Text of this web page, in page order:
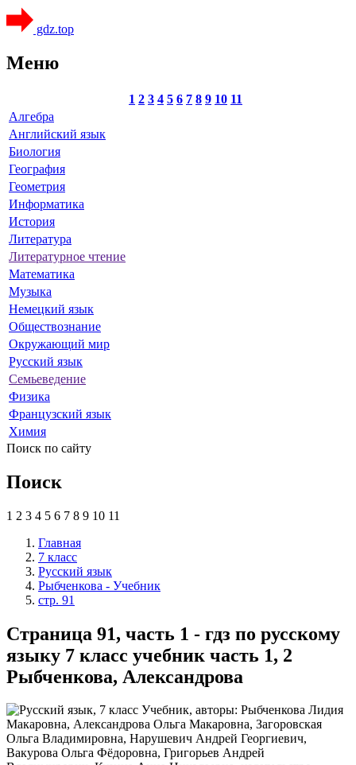
gdz.top
Меню
1 2 3 4 5 6 7 8 9 10 11
Алгебра
Английский язык
Биология
География
Геометрия
Информатика
История
Литература
Литературное чтение
Математика
Музыка
Немецкий язык
Обществознание
Окружающий мир
Русский язык
Семьеведение
Физика
Французский язык
Химия
Поиск по сайту
Поиск
1 2 3 4 5 6 7 8 9 10 11
Главная
7 класс
Русский язык
Рыбченкова - Учебник
стр. 91
Страница 91, часть 1 - гдз по русскому
языку 7 класс учебник часть 1, 2
Рыбченкова, Александрова